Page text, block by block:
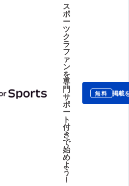
ス
ポ
ー
ツ
ク
ラ
フ
ァ
ン
を
専
門
サ
ポ
ー
ト
付
き
で
始
め
よ
う
！
無料 掲載